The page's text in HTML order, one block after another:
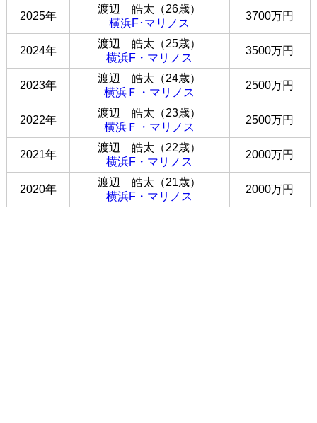
2025年
渡辺 皓太（26歳）
横浜F･マリノス
3700万円
2024年
渡辺 皓太（25歳）
横浜F・マリノス
3500万円
2023年
渡辺 皓太（24歳）
横浜Ｆ・マリノス
2500万円
2022年
渡辺 皓太（23歳）
横浜Ｆ・マリノス
2500万円
2021年
渡辺 皓太（22歳）
横浜F・マリノス
2000万円
2020年
渡辺 皓太（21歳）
横浜F・マリノス
2000万円